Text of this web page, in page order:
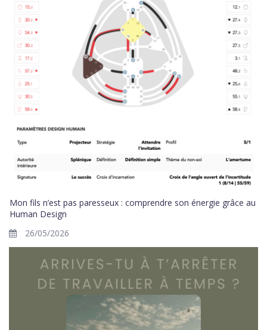
Mon fils n’est pas paresseux : comprendre son énergie grâce au
Human Design
26/05/2026